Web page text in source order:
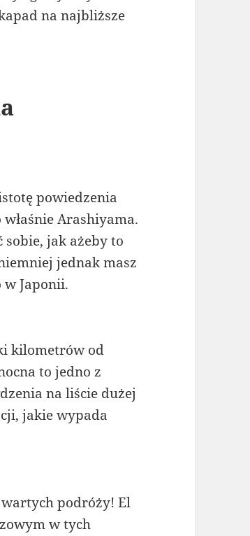
na najbliższe
powiedzenia
właśnie Arashiyama.
jak ażeby to
jednak masz
Japonii.
kilometrów od
to jedno z
na liście dużej
jakie wypada
wartych podróży! El
w tych